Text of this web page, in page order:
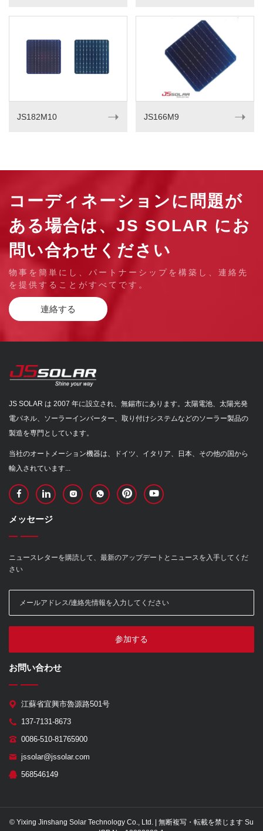
JS182M10 ➝ JS166M9 ➝
コーディネーションに問題が
ある場合は、JS SOLAR にお
問い合わせください
物事を簡単にし、パートナーシップを構築し、連絡先
を提供することがすべてです。
連絡する
JS SOLAR は 2007 年に設立され、無錫市にあります。太陽電池、太陽光発
電パネル、ソーラーインバーター、取り付けシステムなどのソーラー製品の
製造を専門としています。
当社のオートメーション機器は、ドイツ、イタリア、日本、その他の国から
輸入されています...
メッセージ
ニュースレターを購読して、最新のアップデートとニュースを入手してくだ
さい
参加する
お問い合わせ
江蘇省宜興市魯源路501号
137-7131-8673
0086-510-81765900
jssolar@jssolar.com
568546149
© Yixing Jinshang Solar Technology Co., Ltd. | 無断複写・転載を禁じます Su